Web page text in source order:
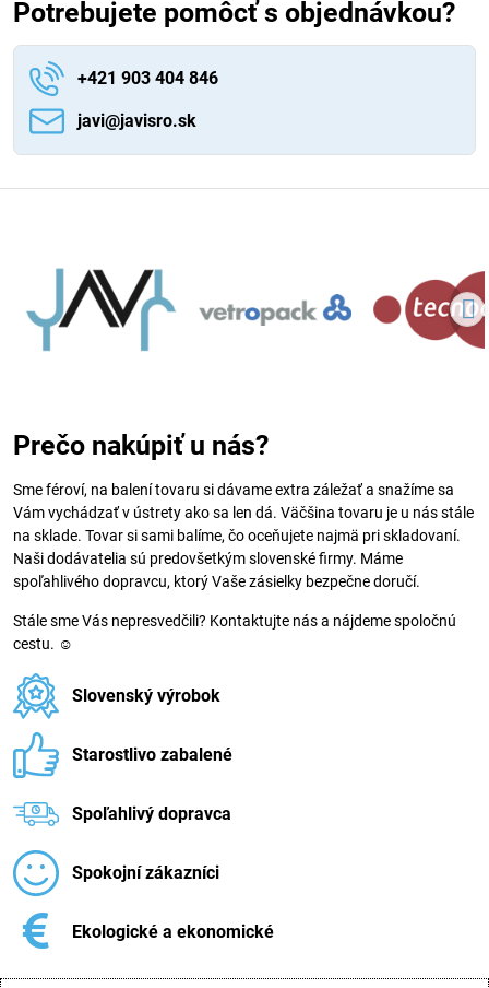
Potrebujete pomôcť s objednávkou?
+421 903 404 846
javi​@javisro​.sk
Prečo nakúpiť u nás?
Sme féroví, na balení tovaru si dávame extra záležať a snažíme sa
Vám vychádzať v ústrety ako sa len dá. Väčšina tovaru je u nás stále
na sklade. Tovar si sami balíme, čo oceňujete najmä pri skladovaní.
Naši dodávatelia sú predovšetkým slovenské firmy. Máme
spoľahlivého dopravcu, ktorý Vaše zásielky bezpečne doručí.
Stále sme Vás nepresvedčili? Kontaktujte nás a nájdeme spoločnú
cestu. ☺
Slovenský výrobok
Starostlivo zabalené
Spoľahlivý dopravca
Spokojní zákazníci
Ekologické a ekonomické